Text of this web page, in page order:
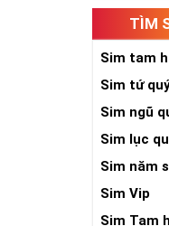
TÌM
Sim tam
Sim tứ
Sim ngũ
Sim lục
Sim năm
Sim Vip
Sim Tam